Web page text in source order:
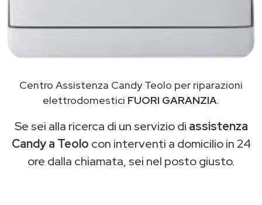
Centro Assistenza Candy Teolo per riparazioni
elettrodomestici FUORI GARANZIA.
Se sei alla ricerca di un servizio di assistenza
Candy a Teolo con interventi a domicilio in 24
ore dalla chiamata, sei nel posto giusto.